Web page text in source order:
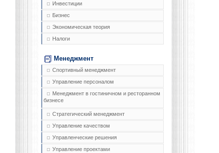
Инвестиции
Бизнес
Экономическая теория
Налоги
Менеджмент
Спортивный менеджмент
Управление персоналом
Менеджмент в гостиничном и ресторанном
бизнесе
Стратегический менеджмент
Управление качеством
Управленческие решения
Управление проектами